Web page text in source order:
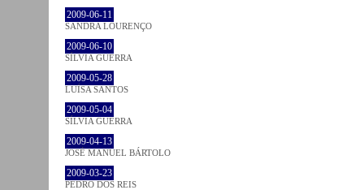
2009-06-11
SANDRA LOURENÇO
2009-06-10
SÍLVIA GUERRA
2009-05-28
LUÍSA SANTOS
2009-05-04
SÍLVIA GUERRA
2009-04-13
JOSÉ MANUEL BÁRTOLO
2009-03-23
PEDRO DOS REIS